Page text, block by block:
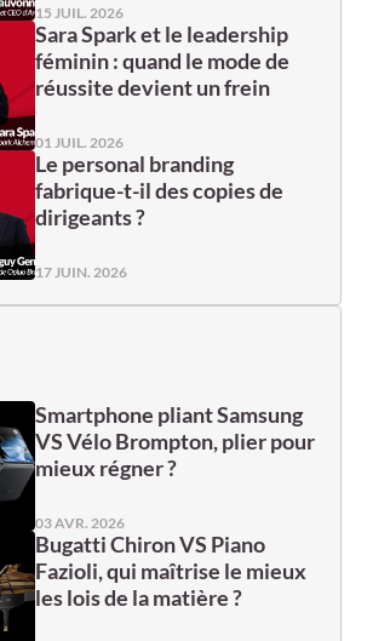
15 JUIL. 2026
Sara Spark et le leadership
féminin : quand le mode de
réussite devient un frein
01 JUIL. 2026
Le personal branding
fabrique-t-il des copies de
dirigeants ?
17 JUIN. 2026
Smartphone pliant Samsung
VS Vélo Brompton, plier pour
mieux régner ?
03 AVR. 2026
Bugatti Chiron VS Piano
Fazioli, qui maîtrise le mieux
les lois de la matière ?